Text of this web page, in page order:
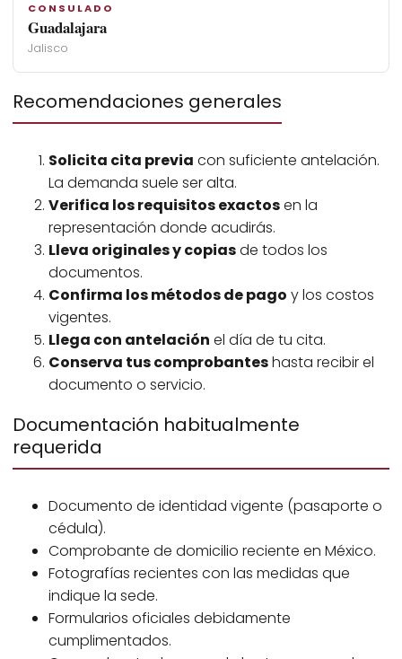
CONSULADO
Guadalajara
Jalisco
Recomendaciones generales
Solicita cita previa con suficiente antelación.
La demanda suele ser alta.
Verifica los requisitos exactosen la
representación donde acudirás.
Lleva originales y copiasde todos los
documentos.
Confirma los métodos de pago y los costos
vigentes.
Llega con antelación el día de tu cita.
Conserva tus comprobanteshasta recibir el
documento o servicio.
Documentación habitualmente
requerida
Documento de identidad vigente (pasaporte o
cédula).
Comprobante de domicilio reciente en México.
Fotografías recientes con las medidas que
indique la sede.
Formularios oficiales debidamente
cumplimentados.